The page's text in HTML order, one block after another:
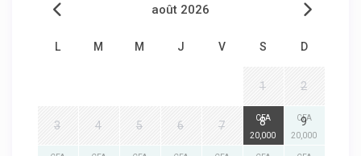
août 2026
L M M J V S D
1 2
3 4 5 6 7 8
CFA
20,000
9
CFA
20,000